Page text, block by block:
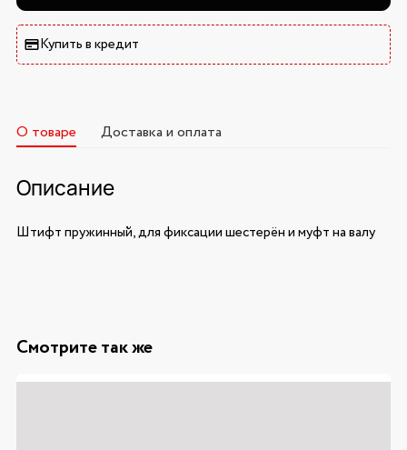
Купить в кредит
О товаре Доставка и оплата
Описание
Штифт пружинный, для фиксации шестерён и муфт на валу
Смотрите так же